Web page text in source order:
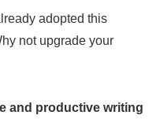
adopted this
not upgrade your
and productive writing